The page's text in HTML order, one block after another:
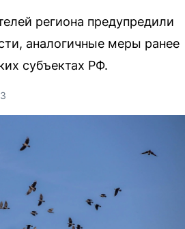
региона предупредили
аналогичные меры ранее
субъектах РФ.
3